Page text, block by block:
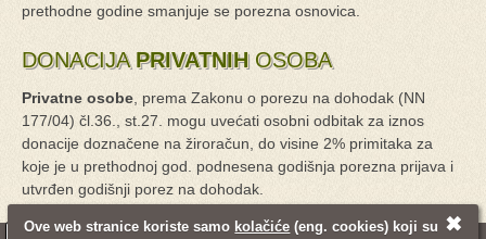
Ove web stranice koriste samo kolačiće (eng. cookies) koji su ✖
prethodne godine smanjuje se porezna osnovica.
DONACIJA PRIVATNIH OSOBA
Privatne osobe , prema Zakonu o porezu na dohodak (NN
177/04) čl.36., st.27. mogu uvećati osobni odbitak za iznos
donacije doznačene na žiroračun, do visine 2% primitaka za
koje je u prethodnoj god. podnesena godišnja porezna prijava i
utvrđen godišnji porez na dohodak.